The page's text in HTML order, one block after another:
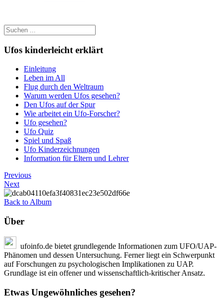
Ufos kinderleicht erklärt
Einleitung
Leben im All
Flug durch den Weltraum
Warum werden Ufos gesehen?
Den Ufos auf der Spur
Wie arbeitet ein Ufo-Forscher?
Ufo gesehen?
Ufo Quiz
Spiel und Spaß
Ufo Kinderzeichnungen
Information für Eltern und Lehrer
Previous
Next
Back to Album
Über
ufoinfo.de bietet grundlegende Informationen zum UFO/UAP-
Phänomen und dessen Untersuchung. Ferner liegt ein Schwerpunkt
auf Forschungen zu psychologischen Implikationen zu UAP.
Grundlage ist ein offener und wissenschaftlich-kritischer Ansatz.
Etwas Ungewöhnliches gesehen?